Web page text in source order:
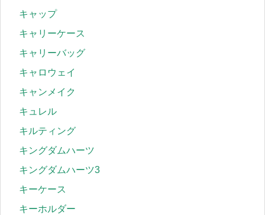
キャップ
キャリーケース
キャリーバッグ
キャロウェイ
キャンメイク
キュレル
キルティング
キングダムハーツ
キングダムハーツ3
キーケース
キーホルダー